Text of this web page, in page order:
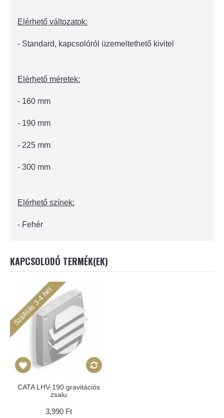
Elérhető változatok:
- Standard, kapcsolóról üzemeltethető kivitel
Elérhető méretek:
- 160 mm
- 190 mm
- 225 mm
- 300 mm
Elérhető színek:
- Fehér
KAPCSOLODÓ TERMÉK(EK)
Szállítás 3-4 hét
CATA LHV-190 gravitációs
zsalu
3,990 Ft